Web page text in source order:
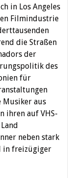
in Los Angeles
Filmindustrie
die Straßen
der
des
für
Musiker aus
ihren auf VHS-
neben stark
in freizügiger